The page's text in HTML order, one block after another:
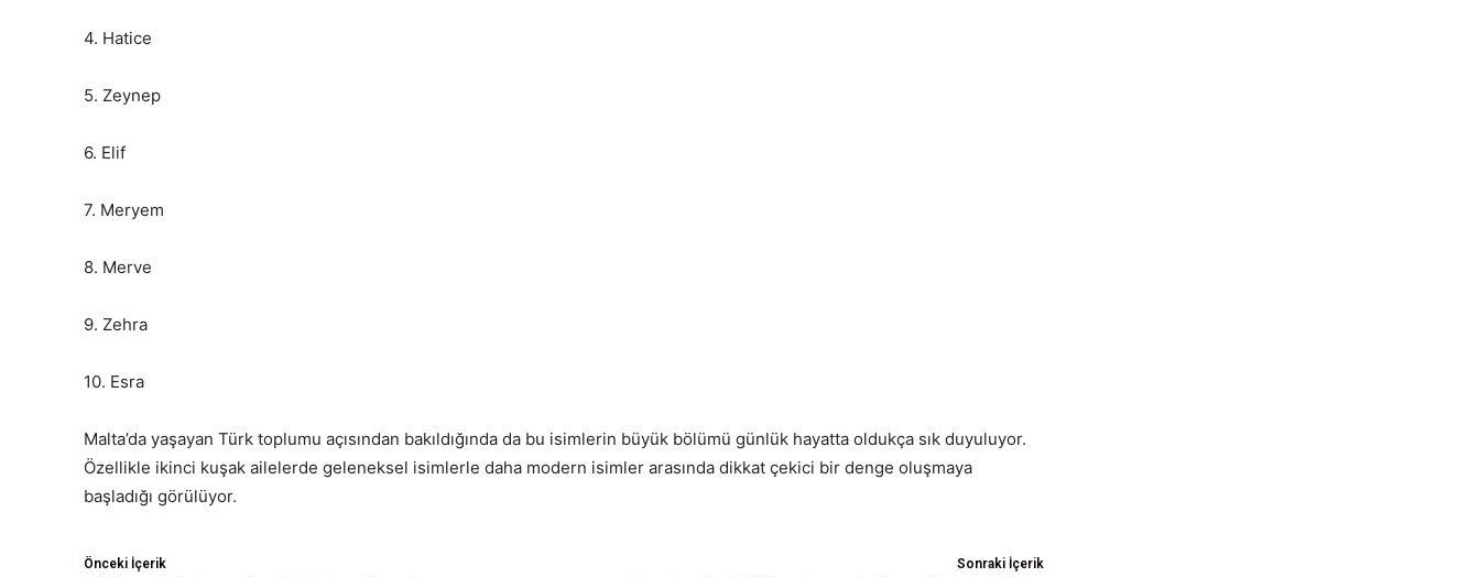
4. Hatice
5. Zeynep
6. Elif
7. Meryem
8. Merve
9. Zehra
10. Esra
Malta’da yaşayan Türk toplumu açısından bakıldığında da bu isimlerin büyük bölümü günlük hayatta oldukça sık duyuluyor.
Özellikle ikinci kuşak ailelerde geleneksel isimlerle daha modern isimler arasında dikkat çekici bir denge oluşmaya
başladığı görülüyor.
Önceki İçerik Sonraki İçerik